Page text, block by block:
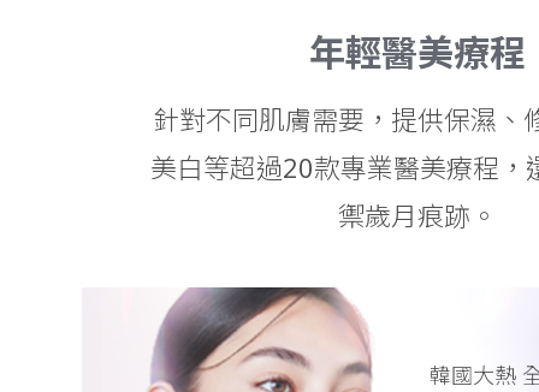
年輕醫美療程
針對不同肌膚需要，提供保濕、
美白等超過20款專業醫美療程，
禦歲月痕跡。
韓國大熱